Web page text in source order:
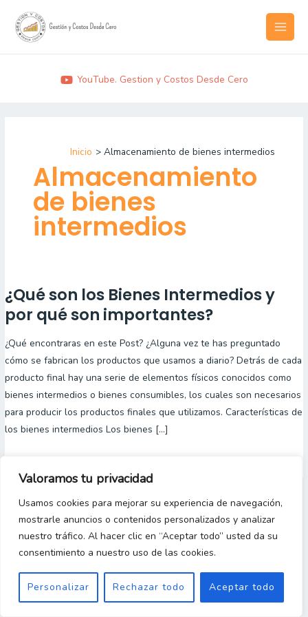
Valoramos tu privacidad
Usamos cookies para mejorar su experiencia de navegación,
mostrarle anuncios o contenidos personalizados y analizar
nuestro tráfico. Al hacer clic en “Aceptar todo” usted da su
consentimiento a nuestro uso de las cookies.
Personalizar Rechazar todo Aceptar todo
contenido
YouTube. Gestion y Costos Desde Cero
Inicio Almacenamiento de bienes intermedios
Almacenamiento
de bienes
intermedios
¿Qué son los Bienes Intermedios y
por qué son importantes?
¿Qué encontraras en este Post? ¿Alguna vez te has preguntado
cómo se fabrican los productos que usamos a diario? Detrás de cada
producto final hay una serie de elementos físicos conocidos como
bienes intermedios o bienes consumibles, los cuales son necesarios
para producir los productos finales que utilizamos. Características de
los bienes intermedios Los bienes […]
¿Qué
son
los
Bienes
Intermedios
y
por
qué
son
Copyright 2023 © [Gestion y Costos Desde Cero]